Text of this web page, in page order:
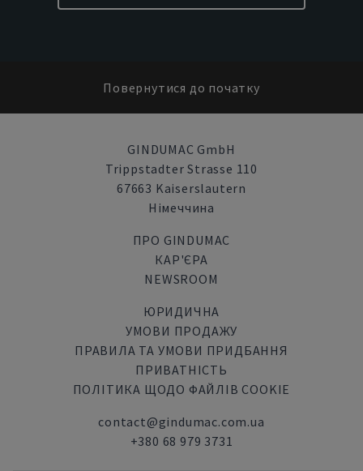
Повернутися до початку
GINDUMAC GmbH
Trippstadter Strasse 110
67663 Kaiserslautern
Німеччина
ПРО GINDUMAC
КАР'ЄРА
NEWSROOM
ЮРИДИЧНА
УМОВИ ПРОДАЖУ
ПРАВИЛА ТА УМОВИ ПРИДБАННЯ
ПРИВАТНІСТЬ
ПОЛІТИКА ЩОДО ФАЙЛІВ COOKIE
contact@gindumac.com.ua
+380 68 979 3731